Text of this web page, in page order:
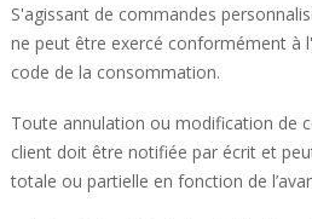
S'agissant de commandes
ne peut être exercé conformément à
code de la consommation.
Toute annulation ou modification de
client doit être notifiée par écrit et
totale ou partielle en fonction de